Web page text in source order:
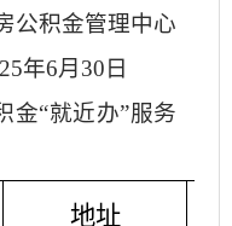
公积金管理中心
年6月30日
金“就近办”服务
地址